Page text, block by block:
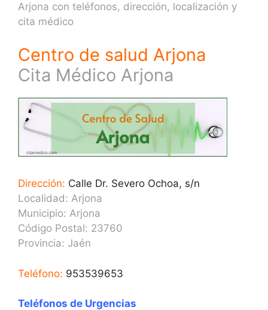
Arjona con teléfonos, dirección, localización y
cita médico
Centro de salud Arjona
Cita Médico Arjona
Dirección: Calle Dr. Severo Ochoa, s/n
Localidad: Arjona
Municipio: Arjona
Código Postal: 23760
Provincia: Jaén
Teléfono: 953539653
Teléfonos de Urgencias